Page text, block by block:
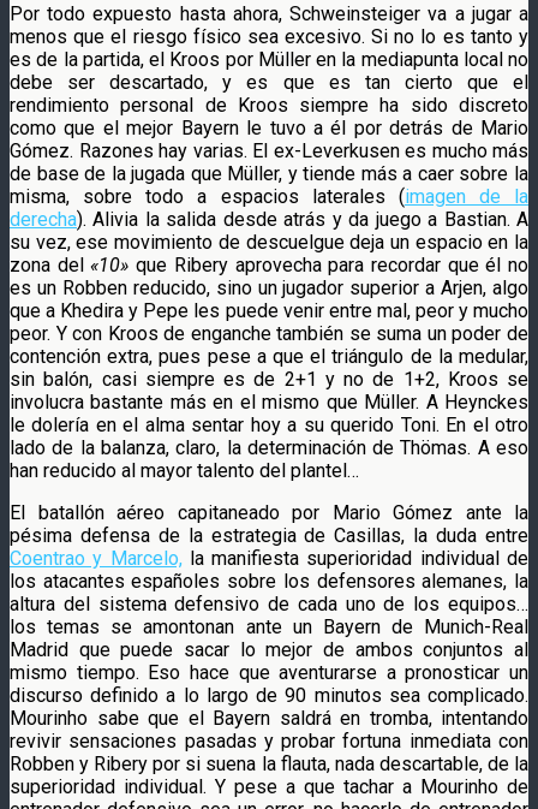
Por todo expuesto hasta ahora, Schweinsteiger va a jugar a
menos que el riesgo físico sea excesivo. Si no lo es tanto y
es de la partida, el Kroos por Müller en la mediapunta local no
debe ser descartado, y es que es tan cierto que el
rendimiento personal de Kroos siempre ha sido discreto
como que el mejor Bayern le tuvo a él por detrás de Mario
Gómez. Razones hay varias. El ex-Leverkusen es mucho más
de base de la jugada que Müller, y tiende más a caer sobre la
misma, sobre todo a espacios laterales (imagen de la
derecha). Alivia la salida desde atrás y da juego a Bastian. A
su vez, ese movimiento de descuelgue deja un espacio en la
zona del«10» que Ribery aprovecha para recordar que él no
es un Robben reducido, sino un jugador superior a Arjen, algo
que a Khedira y Pepe les puede venir entre mal, peor y mucho
peor. Y con Kroos de enganche también se suma un poder de
contención extra, pues pese a que el triángulo de la medular,
sin balón, casi siempre es de 2+1 y no de 1+2, Kroos se
involucra bastante más en el mismo que Müller. A Heynckes
le dolería en el alma sentar hoy a su querido Toni. En el otro
lado de la balanza, claro, la determinación de Thömas. A eso
han reducido al mayor talento del plantel…
El batallón aéreo capitaneado por Mario Gómez ante la
pésima defensa de la estrategia de Casillas, la duda entre
Coentrao y Marcelo,la manifiesta superioridad individual de
los atacantes españoles sobre los defensores alemanes, la
altura del sistema defensivo de cada uno de los equipos…
los temas se amontonan ante un Bayern de Munich-Real
Madrid que puede sacar lo mejor de ambos conjuntos al
mismo tiempo. Eso hace que aventurarse a pronosticar un
discurso definido a lo largo de 90 minutos sea complicado.
Mourinho sabe que el Bayern saldrá en tromba, intentando
revivir sensaciones pasadas y probar fortuna inmediata con
Robben y Ribery por si suena la flauta, nada descartable, de la
superioridad individual. Y pese a que tachar a Mourinho de